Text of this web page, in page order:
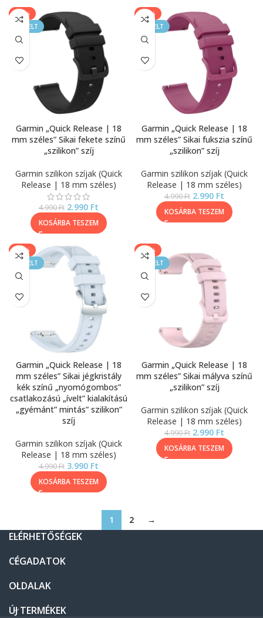
-40%
KIEMELT
Garmin „Quick Release | 18
mm széles” Sikai fekete színű
„szilikon” szíj
Garmin szilikon szíjak (Quick
Release | 18 mm széles)
4.990Ft 2.990 Ft
KOSÁRBA TESZEM
-40%
KIEMELT
Garmin „Quick Release | 18
mm széles” Sikai fukszia színű
„szilikon” szíj
Garmin szilikon szíjak (Quick
Release | 18 mm széles)
4.990Ft 2.990 Ft
KOSÁRBA TESZEM
-20%
KIEMELT
Garmin „Quick Release | 18
mm széles” Sikai jégkristály
kék színű „nyomógombos”
csatlakozású „ívelt” kialakítású
„gyémánt” mintás” szilikon”
szíj
Garmin szilikon szíjak (Quick
Release | 18 mm széles)
4.990Ft 3.990 Ft
KOSÁRBA TESZEM
-40%
KIEMELT
Garmin „Quick Release | 18
mm széles” Sikai mályva színű
„szilikon” szíj
Garmin szilikon szíjak (Quick
Release | 18 mm széles)
4.990Ft 2.990 Ft
KOSÁRBA TESZEM
1 2 →
ELÉRHETŐSÉGEK
CÉGADATOK
OLDALAK
ÚJ TERMÉKEK